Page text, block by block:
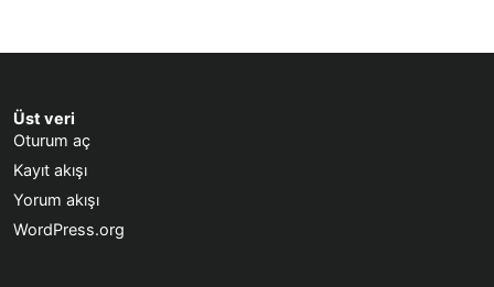
Üst veri
Oturum aç
Kayıt akışı
Yorum akışı
WordPress.org